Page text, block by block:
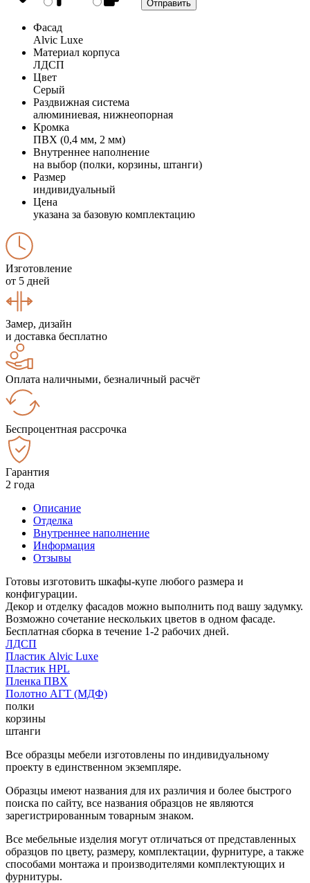
Фасад
Alvic Luxe
Материал корпуса
ЛДСП
Цвет
Серый
Раздвижная система
алюминиевая, нижнеопорная
Кромка
ПВХ (0,4 мм, 2 мм)
Внутреннее наполнение
на выбор (полки, корзины, штанги)
Размер
индивидуальный
Цена
указана за базовую комплектацию
Изготовление
от 5 дней
Замер, дизайн
и доставка бесплатно
Оплата наличными, безналичный расчёт
Беспроцентная рассрочка
Гарантия
2 года
Описание
Отделка
Внутреннее наполнение
Информация
Отзывы
Готовы изготовить шкафы-купе любого размера и
конфигурации.
Декор и отделку фасадов можно выполнить под вашу задумку.
Возможно сочетание нескольких цветов в одном фасаде.
Бесплатная сборка в течение 1-2 рабочих дней.
ЛДСП
Пластик Alvic Luxe
Пластик HPL
Пленка ПВХ
Полотно АГТ (МДФ)
полки
корзины
штанги
Все образцы мебели изготовлены по индивидуальному
проекту в единственном экземпляре.
Образцы имеют названия для их различия и более быстрого
поиска по сайту, все названия образцов не являются
зарегистрированным товарным знаком.
Все мебельные изделия могут отличаться от представленных
образцов по цвету, размеру, комплектации, фурнитуре, а также
способами монтажа и производителями комплектующих и
фурнитуры.